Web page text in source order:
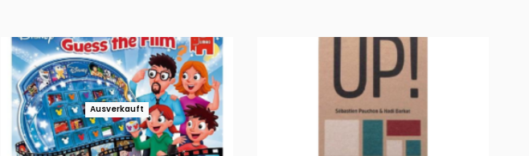
Ausverkauft